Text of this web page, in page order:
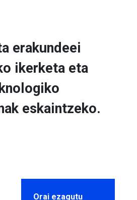
erakundeei
ikerketa eta
eskaintzeko.
Orai ezagutu